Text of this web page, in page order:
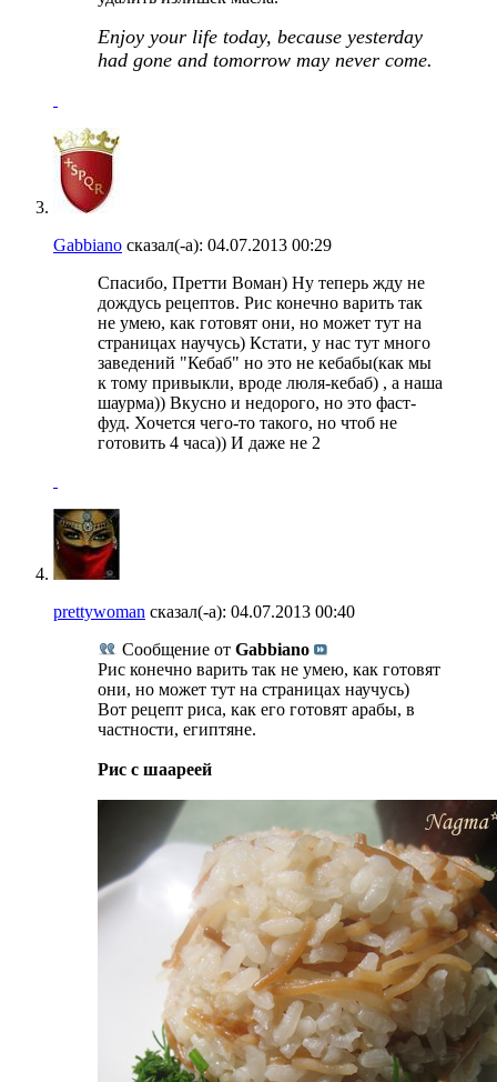
Enjoy your life today, because yesterday
had gone and tomorrow may never come.
Gabbiano сказал(-а): 04.07.2013 00:29
Спасибо, Претти Воман) Ну теперь жду не
дождусь рецептов. Рис конечно варить так
не умею, как готовят они, но может тут на
страницах научусь) Кстати, у нас тут много
заведений "Кебаб" но это не кебабы(как мы
к тому привыкли, вроде люля-кебаб) , а наша
шаурма)) Вкусно и недорого, но это фаст-
фуд. Хочется чего-то такого, но чтоб не
готовить 4 часа)) И даже не 2
prettywoman сказал(-а): 04.07.2013 00:40
Сообщение от Gabbiano
Рис конечно варить так не умею, как готовят
они, но может тут на страницах научусь)
Вот рецепт риса, как его готовят арабы, в
частности, египтяне.
Рис с шаареей